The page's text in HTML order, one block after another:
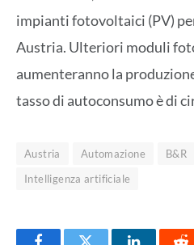
impianti fotovoltaici (PV)
Austria. Ulteriori moduli
aumenteranno la
tasso di autoconsumo è di
Austria Automazione B&R
Intelligenza artificiale